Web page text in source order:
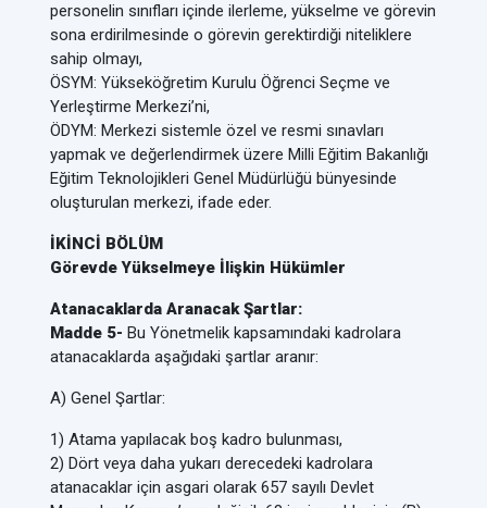
personelin sınıfları içinde ilerleme, yükselme ve görevin
sona erdirilmesinde o görevin gerektirdiği niteliklere
sahip olmayı,
ÖSYM: Yükseköğretim Kurulu Öğrenci Seçme ve
Yerleştirme Merkezi’ni,
ÖDYM: Merkezi sistemle özel ve resmi sınavları
yapmak ve değerlendirmek üzere Milli Eğitim Bakanlığı
Eğitim Teknolojikleri Genel Müdürlüğü bünyesinde
oluşturulan merkezi, ifade eder.
İKİNCİ BÖLÜM
Görevde Yükselmeye İlişkin Hükümler
Atanacaklarda Aranacak Şartlar:
Madde 5- Bu Yönetmelik kapsamındaki kadrolara
atanacaklarda aşağıdaki şartlar aranır:
A) Genel Şartlar:
1) Atama yapılacak boş kadro bulunması,
2) Dört veya daha yukarı derecedeki kadrolara
atanacaklar için asgari olarak 657 sayılı Devlet